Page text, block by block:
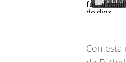
VIDEO
Con